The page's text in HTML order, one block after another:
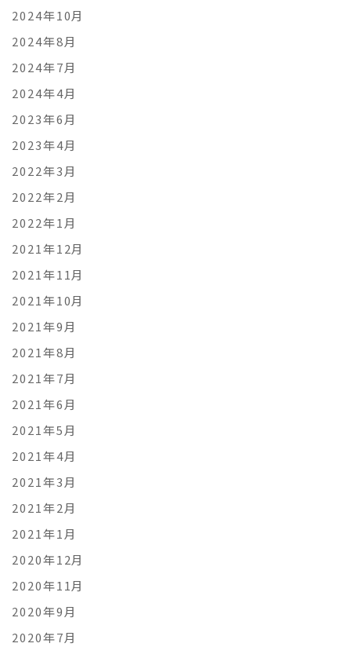
2024年10月
2024年8月
2024年7月
2024年4月
2023年6月
2023年4月
2022年3月
2022年2月
2022年1月
2021年12月
2021年11月
2021年10月
2021年9月
2021年8月
2021年7月
2021年6月
2021年5月
2021年4月
2021年3月
2021年2月
2021年1月
2020年12月
2020年11月
2020年9月
2020年7月